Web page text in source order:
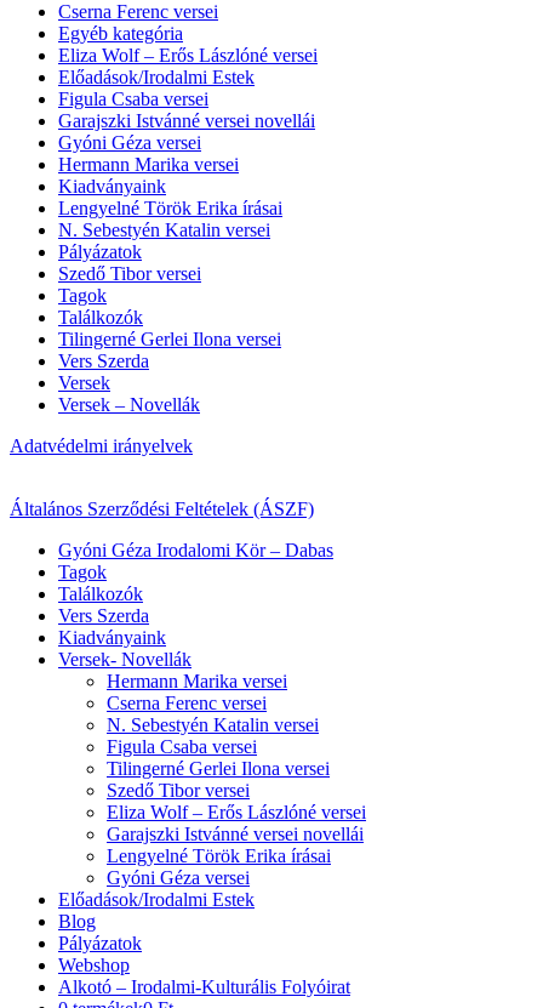
Cserna Ferenc versei
Egyéb kategória
Eliza Wolf – Erős Lászlóné versei
Előadások/Irodalmi Estek
Figula Csaba versei
Garajszki Istvánné versei novellái
Gyóni Géza versei
Hermann Marika versei
Kiadványaink
Lengyelné Török Erika írásai
N. Sebestyén Katalin versei
Pályázatok
Szedő Tibor versei
Tagok
Találkozók
Tilingerné Gerlei Ilona versei
Vers Szerda
Versek
Versek – Novellák
Adatvédelmi irányelvek
Általános Szerződési Feltételek (ÁSZF)
Gyóni Géza Irodalomi Kör – Dabas
Tagok
Találkozók
Vers Szerda
Kiadványaink
Versek- Novellák
Hermann Marika versei
Cserna Ferenc versei
N. Sebestyén Katalin versei
Figula Csaba versei
Tilingerné Gerlei Ilona versei
Szedő Tibor versei
Eliza Wolf – Erős Lászlóné versei
Garajszki Istvánné versei novellái
Lengyelné Török Erika írásai
Gyóni Géza versei
Előadások/Irodalmi Estek
Blog
Pályázatok
Webshop
Alkotó – Irodalmi-Kulturális Folyóirat